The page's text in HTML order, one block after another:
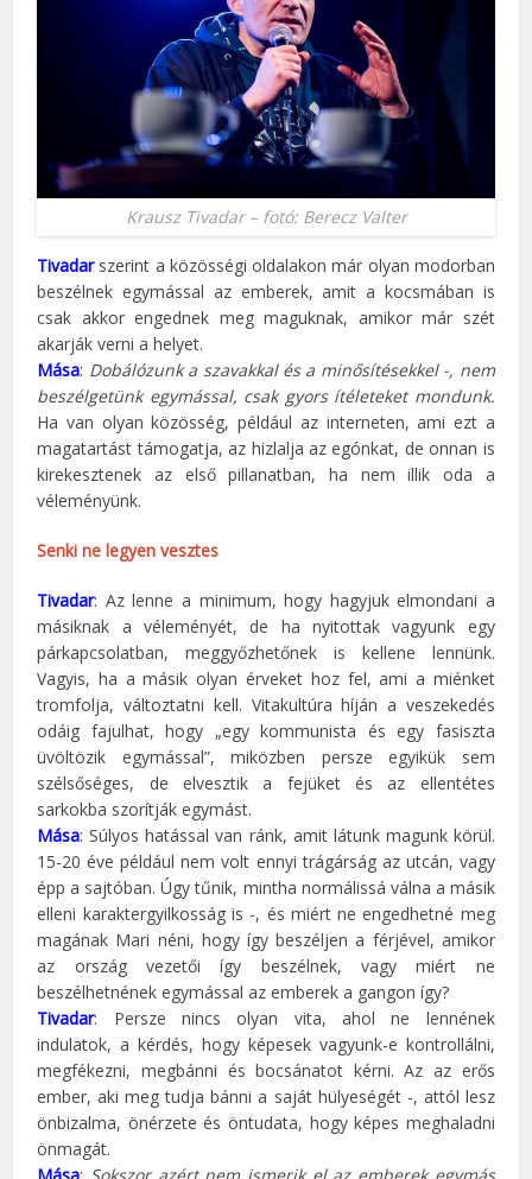
Krausz Tivadar – fotó: Berecz Valter
Tivadarszerint a közösségi oldalakon már olyan modorban
beszélnek egymással az emberek, amit a kocsmában is
csak akkor engednek meg maguknak, amikor már szét
akarják verni a helyet.
Mása: Dobálózunk a szavakkal és a minősítésekkel -, nem
beszélgetünk egymással, csak gyors ítéleteket mondunk.
Ha van olyan közösség, például az interneten, ami ezt a
magatartást támogatja, az hizlalja az egónkat, de onnan is
kirekesztenek az első pillanatban, ha nem illik oda a
véleményünk.
Senki ne legyen vesztes
Tivadar: Az lenne a minimum, hogy hagyjuk elmondani a
másiknak a véleményét, de ha nyitottak vagyunk egy
párkapcsolatban, meggyőzhetőnek is kellene lennünk.
Vagyis, ha a másik olyan érveket hoz fel, ami a miénket
tromfolja, változtatni kell. Vitakultúra híján a veszekedés
odáig fajulhat, hogy „egy kommunista és egy fasiszta
üvöltözik egymással”, miközben persze egyikük sem
szélsőséges, de elvesztik a fejüket és az ellentétes
sarkokba szorítják egymást.
Mása: Súlyos hatással van ránk, amit látunk magunk körül.
15-20 éve például nem volt ennyi trágárság az utcán, vagy
épp a sajtóban. Úgy tűnik, mintha normálissá válna a másik
elleni karaktergyilkosság is -, és miért ne engedhetné meg
magának Mari néni, hogy így beszéljen a férjével, amikor
az ország vezetői így beszélnek, vagy miért ne
beszélhetnének egymással az emberek a gangon így?
Tivadar: Persze nincs olyan vita, ahol ne lennének
indulatok, a kérdés, hogy képesek vagyunk-e kontrollálni,
megfékezni, megbánni és bocsánatot kérni. Az az erős
ember, aki meg tudja bánni a saját hülyeségét -, attól lesz
önbizalma, önérzete és öntudata, hogy képes meghaladni
önmagát.